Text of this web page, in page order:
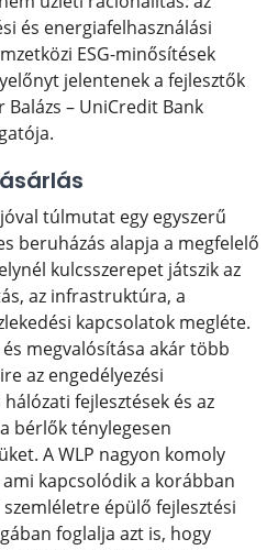
és energiafelhasználási
ESG-minősítések
jelentenek a fejlesztők
Balázs – UniCredit Bank
túlmutat egy egyszerű
beruházás alapja a megfelelő
kulcsszerepet játszik az
az infrastruktúra, a
kapcsolatok megléte.
megvalósítása akár több
az engedélyezési
fejlesztések és az
bérlők ténylegesen
A WLP nagyon komoly
kapcsolódik a korábban
épülő fejlesztési
foglalja azt is, hogy